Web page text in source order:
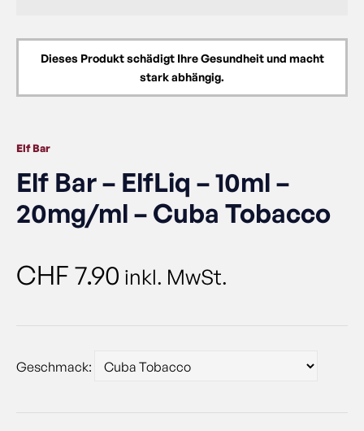
Dieses Produkt schädigt Ihre Gesundheit und macht
stark abhängig.
Elf Bar
Elf Bar – ElfLiq – 10ml –
20mg/ml – Cuba Tobacco
CHF 7.90 inkl. MwSt.
Geschmack: